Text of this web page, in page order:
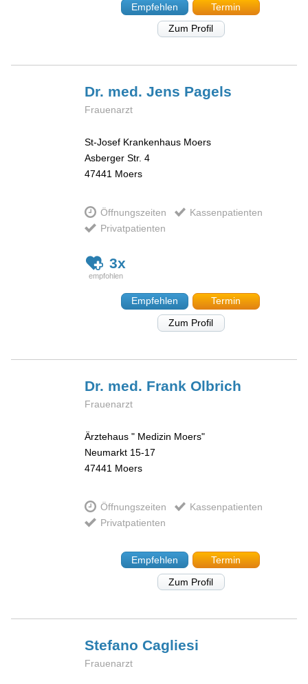
Empfehlen
Termin
Zum Profil
Dr. med. Jens Pagels
Frauenarzt
St-Josef Krankenhaus Moers
Asberger Str. 4
47441 Moers
Öffnungszeiten
Kassenpatienten
Privatpatienten
3x
Empfehlen
Termin
Zum Profil
Dr. med. Frank Olbrich
Frauenarzt
Ärztehaus " Medizin Moers"
Neumarkt 15-17
47441 Moers
Öffnungszeiten
Kassenpatienten
Privatpatienten
Empfehlen
Termin
Zum Profil
StefanoCagliesi
Frauenarzt